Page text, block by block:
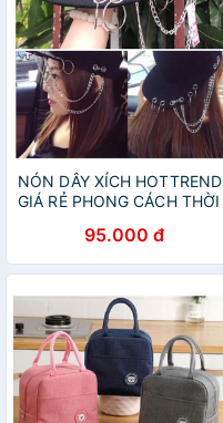
NÓN DÂY XÍCH HOTTREND
GIÁ RẺ PHONG CÁCH THỜI
PHỐ STREETWEAR
95.000 đ